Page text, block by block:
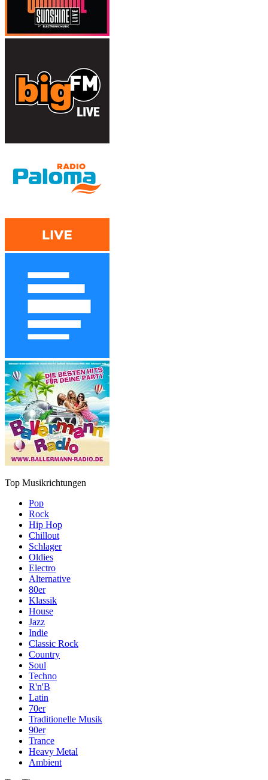
Top Musikrichtungen
Pop
Rock
Hip Hop
Chillout
Schlager
Oldies
Electro
Alternative
80er
Klassik
House
Jazz
Indie
Classic Rock
Country
Soul
Techno
R'n'B
Latin
70er
Traditionelle Musik
90er
Trance
Heavy Metal
Ambient